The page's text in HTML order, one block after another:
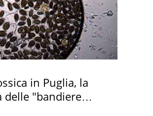
in Puglia, la
delle "bandiere